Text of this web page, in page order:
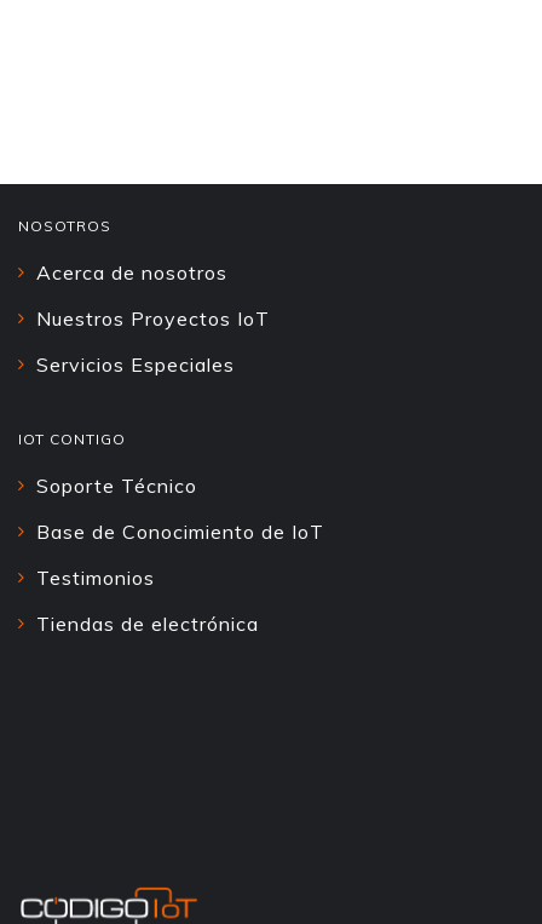
NOSOTROS
Acerca de nosotros
Nuestros Proyectos IoT
Servicios Especiales
IOT CONTIGO
Soporte Técnico
Base de Conocimiento de IoT
Testimonios
Tiendas de electrónica